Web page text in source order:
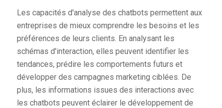
Les capacités d'analyse des chatbots permettent aux
entreprises de mieux comprendre les besoins et les
préférences de leurs clients. En analysant les
schémas d'interaction, elles peuvent identifier les
tendances, prédire les comportements futurs et
développer des campagnes marketing ciblées. De
plus, les informations issues des interactions avec
les chatbots peuvent éclairer le développement de